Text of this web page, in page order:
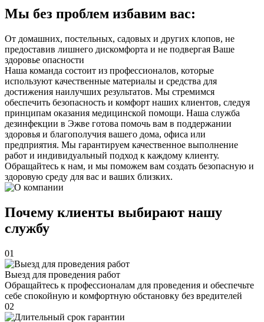
Мы без проблем избавим вас:
От домашних, постельных, садовых и других клопов, не
предоставив лишнего дискомфорта и не подвергая Ваше
здоровье опасности
Наша команда состоит из профессионалов, которые
используют качественные материалы и средства для
достижения наилучших результатов. Мы стремимся
обеспечить безопасность и комфорт наших клиентов, следуя
принципам оказания медицинской помощи. Наша служба
дезинфекции в Эжве готова помочь вам в поддержании
здоровья и благополучия вашего дома, офиса или
предприятия. Мы гарантируем качественное выполнение
работ и индивидуальный подход к каждому клиенту.
Обращайтесь к нам, и мы поможем вам создать безопасную и
здоровую среду для вас и ваших близких.
Почему клиенты выбирают нашу
службу
01
Выезд для проведения работ
Обращайтесь к профессионалам для проведения и обеспечьте
себе спокойную и комфортную обстановку без вредителей
02